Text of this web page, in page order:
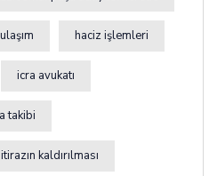
haciz işlemleri
icra avukatı
takibi
itirazın kaldırılması